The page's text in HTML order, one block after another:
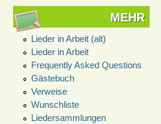
MEHR
Lieder in Arbeit (alt)
Lieder in Arbeit
Frequently Asked Questions
Gästebuch
Verweise
Wunschliste
Liedersammlungen